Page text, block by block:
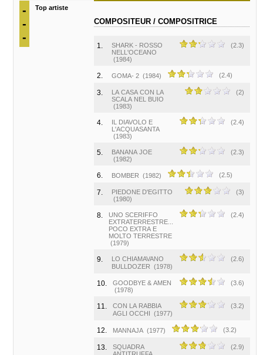
-
-
-
Top artiste
COMPOSITEUR / COMPOSITRICE
1.
SHARK - ROSSO
NELL'OCEANO
(1984)
(2.3)
2. GOMA- 2 (1984) (2.4)
3.
LA CASA CON LA
SCALA NEL BUIO
(1983)
(2)
4.
IL DIAVOLO E
L'ACQUASANTA
(1983)
(2.4)
5.
BANANA JOE
(1982)
(2.3)
6. BOMBER (1982) (2.5)
7.
PIEDONE D'EGITTO
(1980)
(3)
8.
UNO SCERIFFO
EXTRATERRESTRE...
POCO EXTRA E
MOLTO TERRESTRE
(1979)
(2.4)
9.
LO CHIAMAVANO
BULLDOZER (1978)
(2.6)
10.
GOODBYE & AMEN
(1978)
(3.6)
11.
CON LA RABBIA
AGLI OCCHI (1977)
(3.2)
12. MANNAJA (1977) (3.2)
13.
SQUADRA
(2.9)